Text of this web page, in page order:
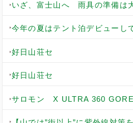
いざ、富士山へ 雨具の準備は
今年の夏はテント泊デビューし
好日山荘セ
好日山荘セ
サロモン X ULTRA 360